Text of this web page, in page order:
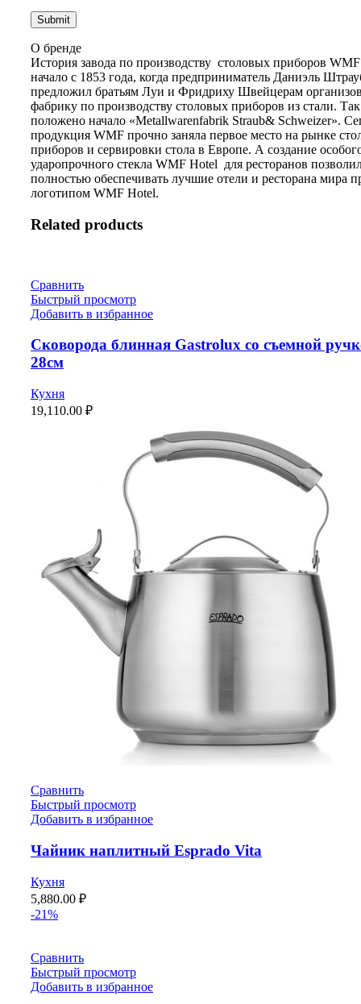
О бренде
История завода по производству столовых приборов WMF
начало с 1853 года, когда предприниматель Даниэль
предложил братьям Луи и Фридриху Швейцерам
фабрику по производству столовых приборов из стали.
положено начало «Metallwarenfabrik Straub& Schweizer».
продукция WMF прочно заняла первое место на рынке
приборов и сервировки стола в Европе. А создание
ударопрочного стекла WMF Hotel для ресторанов
полностью обеспечивать лучшие отели и ресторана мира
логотипом WMF Hotel.
Related products
Сравнить
Быстрый просмотр
Добавить в избранное
Сковорода блинная Gastrolux со съемной
28см
Кухня
19,110.00 ₽
Сравнить
Быстрый просмотр
Добавить в избранное
Чайник наплитный Esprado Vita
Кухня
5,880.00 ₽
-21%
Сравнить
Быстрый просмотр
Добавить в избранное